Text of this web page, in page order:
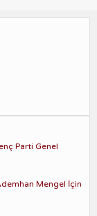
Parti Genel
Mengel İçin